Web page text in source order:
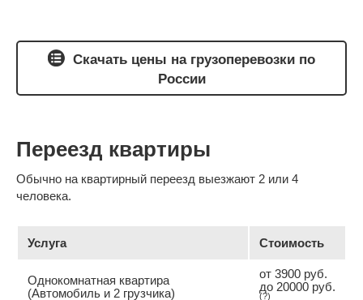
Скачать цены на грузоперевозки по
России
Переезд квартиры
Обычно на квартирный переезд выезжают 2 или 4
человека.
Услуга Стоимость
Однокомнатная квартира
(Автомобиль и 2 грузчика)
от 3900 руб.
до 20000 руб.
(?)